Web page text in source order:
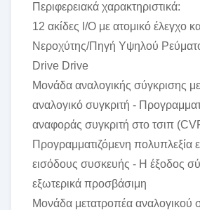
Περιφερειακά χαρακτηριστικά:
12 ακίδες I/O με ατομικό έλεγχο
Νεροχύτης/Πηγή Υψηλού
Drive Drive
Μονάδα αναλογικής σύγκρισης
αναλογικό συγκριτή -
αναφοράς συγκριτή στο τσιπ
Προγραμματιζόμενη πολυπλεξία
εισόδους συσκευής - Η έξοδος
εξωτερικά προσβάσιμη
Μονάδα μετατροπέα αναλογικού